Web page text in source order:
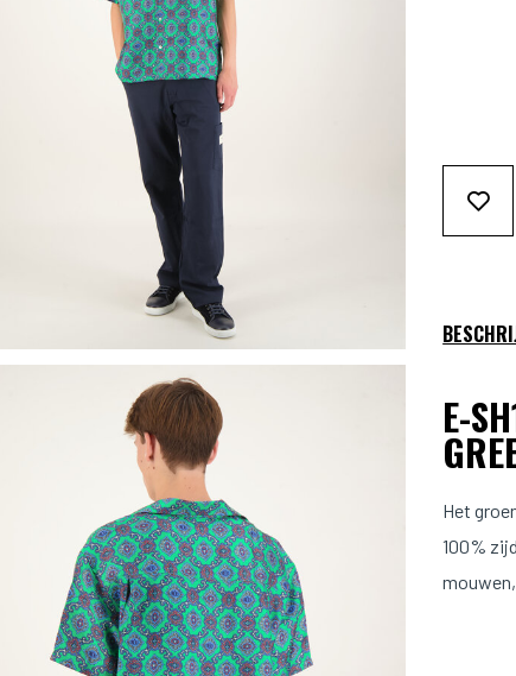
E-
Het
100%
borst